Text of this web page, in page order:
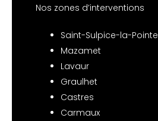
Nos zones d’interventions
Saint-Sulpice-la-Pointe
Mazamet
Lavaur
Graulhet
Castres
Carmaux